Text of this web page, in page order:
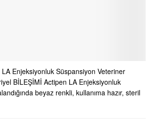
Enjeksiyonluk Süspansiyon Veteriner
BİLEŞİMİ Actipen LA Enjeksiyonluk
beyaz renkli, kullanıma hazır, steril